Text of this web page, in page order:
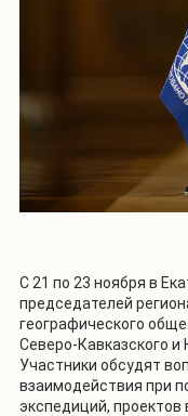
С 21 по 23 ноября в
председателей
географического
Северо-Кавказского
Участники обсудят
взаимодействия при
экспедиций, проектов